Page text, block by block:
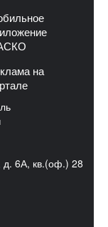
на
д. 6А, кв.(оф.) 28